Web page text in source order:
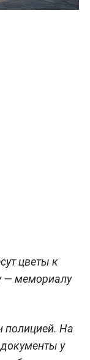
цветы к
— мемориалу
полицией. На
у